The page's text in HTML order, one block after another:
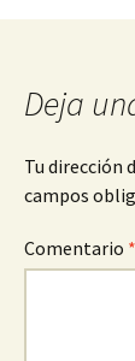
Deja
Tu dirección
campos
Comentario *